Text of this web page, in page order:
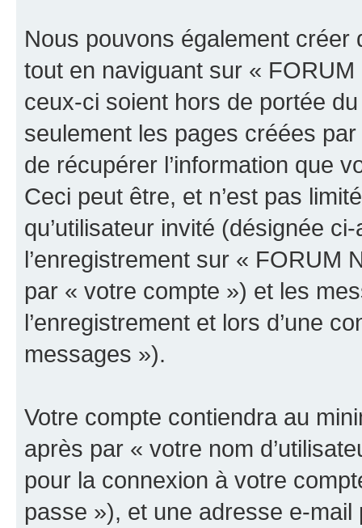
Nous pouvons également
tout en naviguant sur «
ceux-ci soient hors de portée
seulement les pages créées
de récupérer l’information que
Ceci peut être, et n’est pas
qu’utilisateur invité (désignée
l’enregistrement sur « FORUM
par « votre compte ») et les
l’enregistrement et lors d’une
messages »).
Votre compte contiendra au
après par « votre nom
pour la connexion à votre
passe »), et une adresse e-